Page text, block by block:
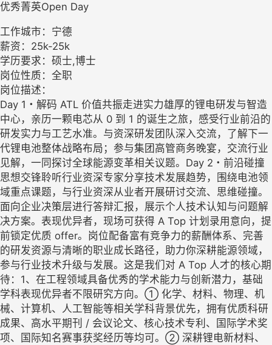
优秀菁英Open Day
工作城市：宁德
薪资：25k-25k
学历要求：硕士,博士
岗位性质：全职
岗位描述：
Day 1・解码 ATL 价值共振走进实力雄厚的锂电研发与智造
中心，亲历一颗电芯从 0 到 1 的诞生之旅，感受行业前沿的
研发实力与工艺水准。与资深研发团队深入交流，了解下一
代锂电池整体战略布局；参与集团高管商务晚宴，交流行业
见解，一同探讨全球能源变革相关议题。Day 2・前沿碰撞
思想交锋聆听行业资深专家分享技术发展趋势，围绕电池领
域重点课题，与行业资深从业者开展研讨交流、思维碰撞。
面向企业决策层进行答辩汇报，展示个人技术认知与问题解
决方案。表现优异者，现场可获得 A Top 计划录用意向，提
前锁定优质 offer。岗位配备富有竞争力的薪酬体系、完善
的研发资源与清晰的职业成长路径，助力你深耕能源领域，
参与行业技术升级与发展。这是我们对 A Top 人才的核心期
待：1、在工程领域具备优秀的学术能力与创新潜力，基础
学科表现优异者不限研究方向。① 化学、材料、物理、机
械、计算机、人工智能等相关学科背景优先，拥有优质科研
成果、高水平期刊 / 会议论文、核心技术专利、国际学术奖
项、国际知名赛事获奖经历等均可。② 深耕锂电新材料、